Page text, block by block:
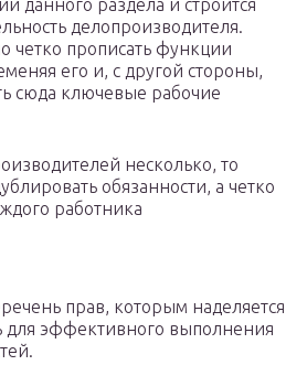
данного раздела и строится
делопроизводителя.
четко прописать функции
его и, с другой стороны,
сюда ключевые рабочие
несколько, то
обязанности, а четко
работника
прав, которым наделяется
для эффективного выполнения